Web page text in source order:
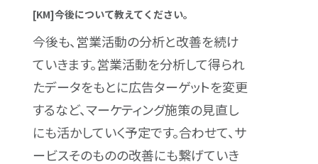
[KM]今後について教えてください。
今後も、営業活動の分析と改善を続け
ていきます。営業活動を分析して得られ
たデータをもとに広告ターゲットを変更
するなど、マーケティング施策の見直し
にも活かしていく予定です。合わせて、サ
ービスそのものの改善にも繋げていき